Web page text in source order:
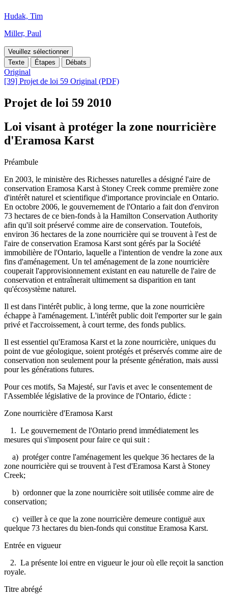
Hudak, Tim
Miller, Paul
Veuillez sélectionner
Texte
Étapes Débats
Original
[39] Projet de loi 59 Original (PDF)
Projet de loi 59 2010
Loi visant à protéger la zone nourricière
d'Eramosa Karst
Préambule
En 2003, le ministère des Richesses naturelles a désigné l'aire de
conservation Eramosa Karst à Stoney Creek comme première zone
d'intérêt naturel et scientifique d'importance provinciale en Ontario.
En octobre 2006, le gouvernement de l'Ontario a fait don d'environ
73 hectares de ce bien-fonds à la Hamilton Conservation Authority
afin qu'il soit préservé comme aire de conservation. Toutefois,
environ 36 hectares de la zone nourricière qui se trouvent à l'est de
l'aire de conservation Eramosa Karst sont gérés par la Société
immobilière de l'Ontario, laquelle a l'intention de vendre la zone aux
fins d'aménagement. Un tel aménagement de la zone nourricière
couperait l'approvisionnement existant en eau naturelle de l'aire de
conservation et entraînerait ultimement sa disparition en tant
qu'écosystème naturel.
Il est dans l'intérêt public, à long terme, que la zone nourricière
échappe à l'aménagement. L'intérêt public doit l'emporter sur le gain
privé et l'accroissement, à court terme, des fonds publics.
Il est essentiel qu'Eramosa Karst et la zone nourricière, uniques du
point de vue géologique, soient protégés et préservés comme aire de
conservation non seulement pour la présente génération, mais aussi
pour les générations futures.
Pour ces motifs, Sa Majesté, sur l'avis et avec le consentement de
l'Assemblée législative de la province de l'Ontario, édicte :
Zone nourricière d'Eramosa Karst
1. Le gouvernement de l'Ontario prend immédiatement les
mesures qui s'imposent pour faire ce qui suit :
a) protéger contre l'aménagement les quelque 36 hectares de la
zone nourricière qui se trouvent à l'est d'Eramosa Karst à Stoney
Creek;
b) ordonner que la zone nourricière soit utilisée comme aire de
conservation;
c) veiller à ce que la zone nourricière demeure contiguë aux
quelque 73 hectares du bien-fonds qui constitue Eramosa Karst.
Entrée en vigueur
2. La présente loi entre en vigueur le jour où elle reçoit la sanction
royale.
Titre abrégé